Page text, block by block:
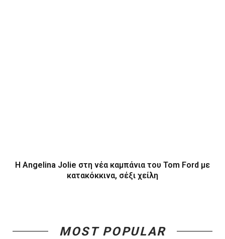
Η Angelina Jolie στη νέα καμπάνια του Tom Ford με
κατακόκκινα, σέξι χείλη
MOST POPULAR